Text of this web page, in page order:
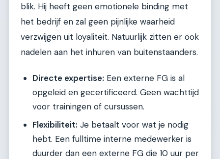
blik. Hij heeft geen emotionele binding met
het bedrijf en zal geen pijnlijke waarheid
verzwijgen uit loyaliteit. Natuurlijk zitten er ook
nadelen aan het inhuren van buitenstaanders.
Directe expertise: Een externe FG is al
opgeleid en gecertificeerd. Geen wachttijd
voor trainingen of cursussen.
Flexibiliteit: Je betaalt voor wat je nodig
hebt. Een fulltime interne medewerker is
duurder dan een externe FG die 10 uur per